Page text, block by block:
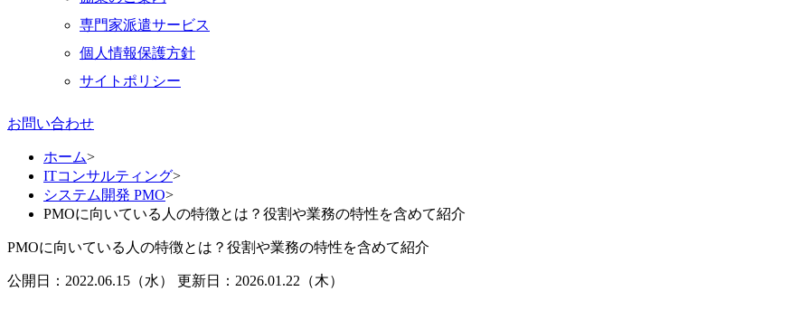
専門家派遣サービス
個人情報保護方針
サイトポリシー
お問い合わせ
ホーム>
ITコンサルティング>
システム開発 PMO>
PMOに向いている人の特徴とは？役割や業務の特性を含めて紹介
PMOに向いている人の特徴とは？役割や業務の特性を含めて紹介
公開日：2022.06.15（水） 更新日： 2026.01.22（木）